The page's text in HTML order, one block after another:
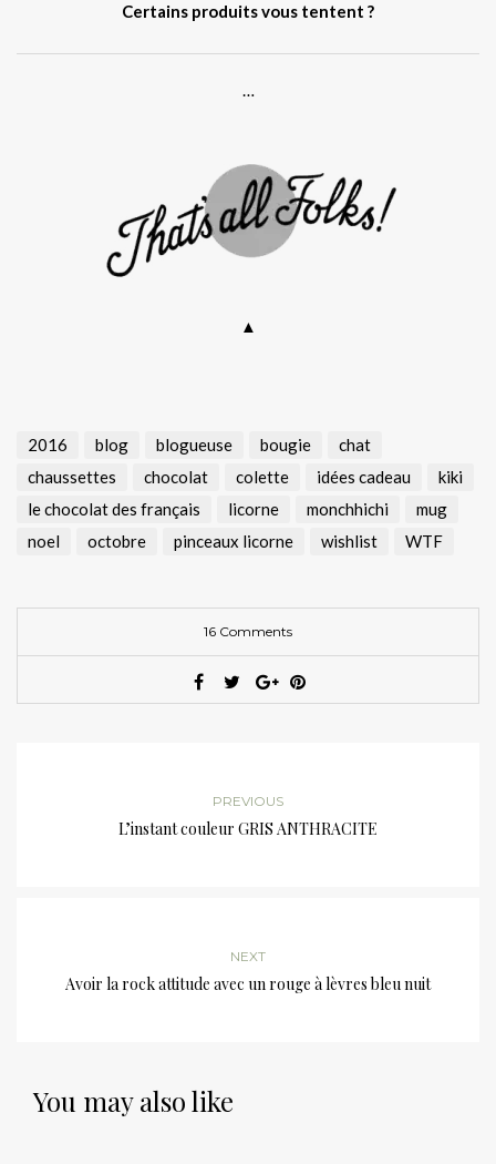
Certains produits vous tentent ?
…
▲
2016 blog blogueuse bougie
chat
chaussettes
chocolat colette idées cadeau
kiki
le chocolat des français
licorne monchhichi
mug
noel
octobre pinceaux licorne wishlist WTF
16 Comments
PREVIOUS
L’instant couleur GRIS ANTHRACITE
NEXT
Avoir la rock attitude avec un rouge à lèvres bleu nuit
You may also like